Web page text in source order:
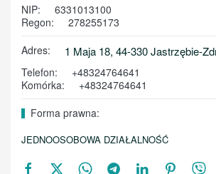
NIP:
6331013100
Regon:
278255173
Adres:
1 Maja 18, 44-330 Jastrzębie-
Telefon:
+48324764641
Komórka:
+48324764641
Forma prawna:
JEDNOOSOBOWA DZIAŁALNOŚĆ